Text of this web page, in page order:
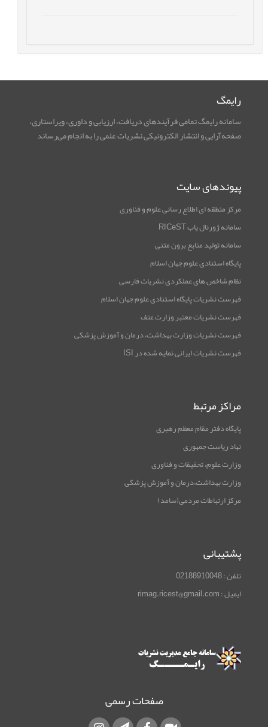
رایمگ
سامانه رایمگ تمامی فرآیندهای دریافت، ارزیابی و داوری، ویراستاری،
صفحه‌آرایی و انتشار الکترونیکی نشریات علمی را به انجام می‌رساند
پیوندهای سایت
مرکز منطقه ای اطلاع رسانی علوم و فناوری
سامانه ژورنال یاب RICeST
سامانه تولید منابع برون متنی
پایگاه استنادی علوم جهان اسلام
نظام شاخص های عملکردی نشریات فارسی
فهرست نشریات پایگاه استنادی علوم جهان اسلام
فهرست نشریات معتبر وزارت عتف
فهرست نشریات وزارت بهداشت، درمان و آموزش پزشکی
فهرست نشریات ایرانی نمایه شده در ISI
مراکز مرتبط
پایگاه دفتر مقام معظم رهبری
نهاد ریاست جمهوری
وزارت علوم، تحقیقات و فناوری
وزارت بهداشت،درمان و آموزش پزشکی
مرکز ارتباطات مردمی(سامد)
پشتیبانی
تلفن : 02188910048
ایمیل : rimag.ricest@gmail.com
صفحات رسمی